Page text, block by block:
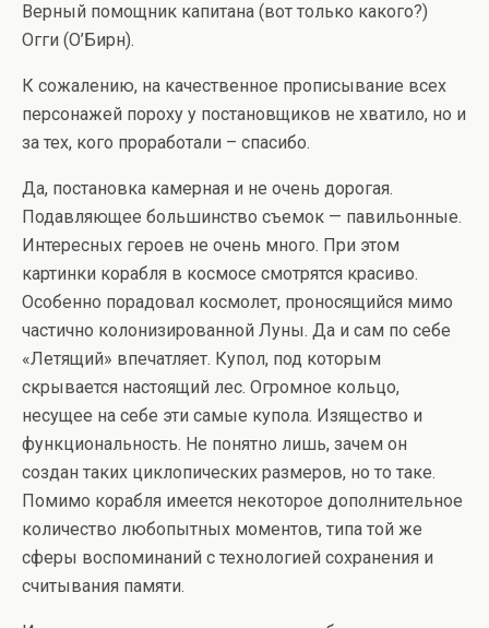
Верный помощник капитана (вот только какого?)
Огги (О’Бирн).
К сожалению, на качественное прописывание всех
персонажей пороху у постановщиков не хватило, но и
за тех, кого проработали – спасибо.
Да, постановка камерная и не очень дорогая.
Подавляющее большинство съемок — павильонные.
Интересных героев не очень много. При этом
картинки корабля в космосе смотрятся красиво.
Особенно порадовал космолет, проносящийся мимо
частично колонизированной Луны. Да и сам по себе
«Летящий» впечатляет. Купол, под которым
скрывается настоящий лес. Огромное кольцо,
несущее на себе эти самые купола. Изящество и
функциональность. Не понятно лишь, зачем он
создан таких циклопических размеров, но то таке.
Помимо корабля имеется некоторое дополнительное
количество любопытных моментов, типа той же
сферы воспоминаний с технологией сохранения и
считывания памяти.